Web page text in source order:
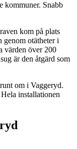
kommuner. Snabb
kom på plats
genom otätheter i
värden över 200
är den åtgärd som
om i Vaggeryd.
installationen